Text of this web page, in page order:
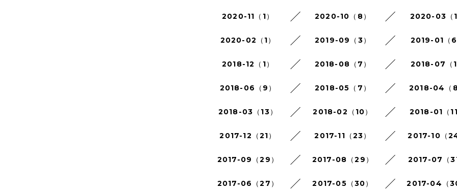
2020-11（1） 2020-10（8） 2020-03（1
2020-02（1） 2019-09（3） 2019-01（6
2018-12（1） 2018-08（7） 2018-07（1
2018-06（9） 2018-05（7） 2018-04（8
2018-03（13） 2018-02（10） 2018-01（11
2017-12（21） 2017-11（23） 2017-10（24
2017-09（29） 2017-08（29） 2017-07（31
2017-06（27） 2017-05（30） 2017-04（